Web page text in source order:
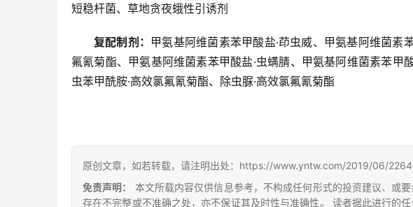
短稳杆菌、草地贪夜蛾性引诱剂
复配制剂： 甲氨基阿维菌素苯甲酸盐·茚虫威、甲氨基阿维菌素
氟氰菊酯、甲氨基阿维菌素苯甲酸盐·虫螨腈、甲氨基阿维菌素苯甲
虫苯甲酰胺·高效氯氟氰菊酯、除虫脲·高效氯氟氰菊酯
原创文章，如若转载，请注明出处：https://www.yntw.com/2019/06/
免责声明：
本文所载内容仅供信息参考，不构成任何形式的投资建议、或
存在不完整或不准确之处，亦不保证其及时性与准确性。 读者据此进行的